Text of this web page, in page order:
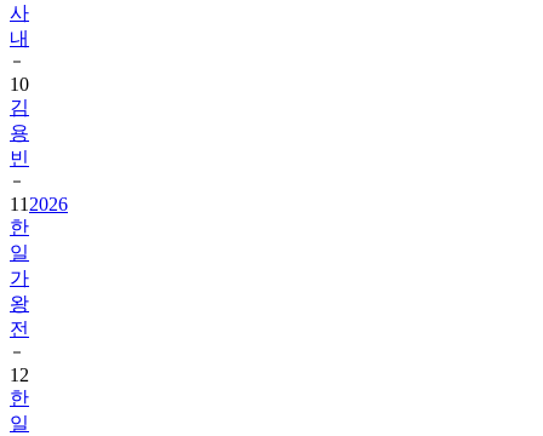
사
내
10
김
용
빈
11 2026
한
일
가
왕
전
12
한
일